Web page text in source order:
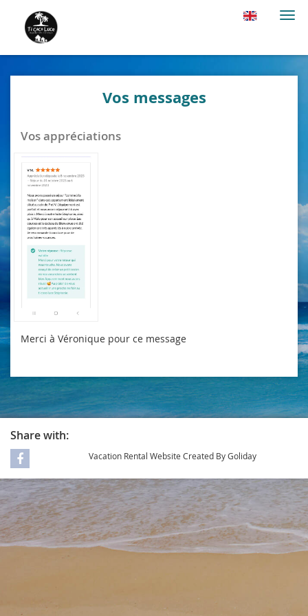
Vos messages
Vos appréciations
Merci à Véronique pour ce message
Share with:
Vacation Rental Website Created By Goliday